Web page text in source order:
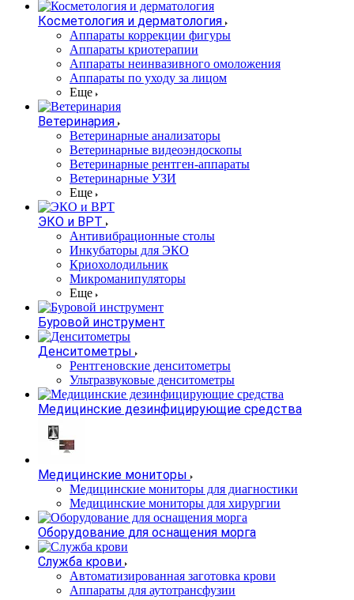
Косметология и дерматология
Аппараты коррекции фигуры
Аппараты криотерапии
Аппараты неинвазивного омоложения
Аппараты по уходу за лицом
Еще
Ветеринария
Ветеринарные анализаторы
Ветеринарные видеоэндоскопы
Ветеринарные рентген-аппараты
Ветеринарные УЗИ
Еще
ЭКО и ВРТ
Антивибрационные столы
Инкубаторы для ЭКО
Криохолодильник
Микроманипуляторы
Еще
Буровой инструмент
Денситометры
Рентгеновские денситометры
Ультразвуковые денситометры
Медицинские дезинфицирующие средства
Медицинские мониторы
Медицинские мониторы для диагностики
Медицинские мониторы для хирургии
Оборудование для оснащения морга
Служба крови
Автоматизированная заготовка крови
Аппараты для аутотрансфузии